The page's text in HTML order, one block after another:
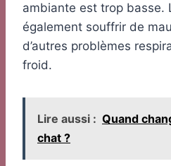
ambiante est trop basse.
également souffrir de
d’autres problèmes
froid.
Lire aussi : Quand
chat ?